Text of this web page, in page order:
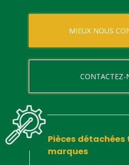
MIEUX NOUS
CONTACTEZ-
Pièces
marques